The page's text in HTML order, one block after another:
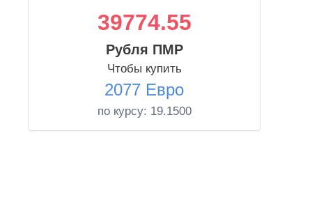
39774.55
Рубля ПМР
Чтобы купить
2077 Евро
по курсу: 19.1500